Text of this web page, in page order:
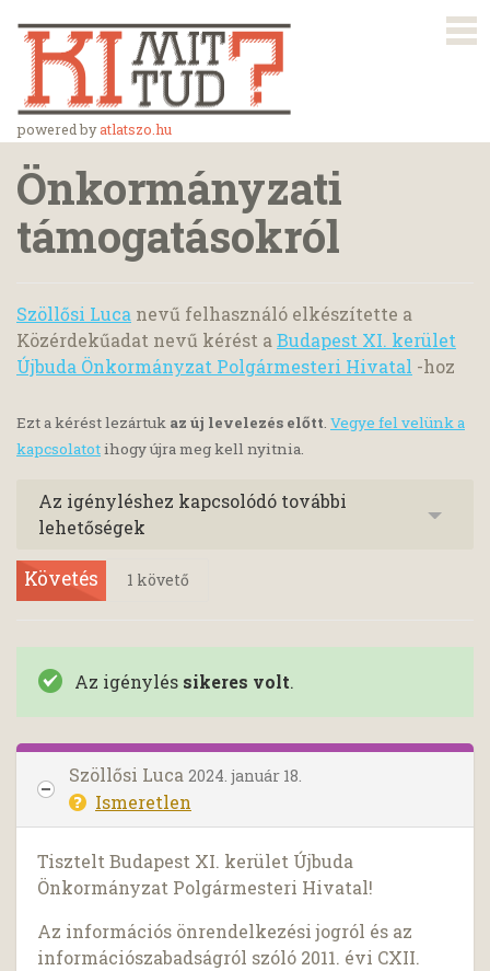
powered byatlatszo.hu
Önkormányzati
támogatásokról
Szöllősi Luca nevű felhasználó elkészítette a
Közérdekűadat nevű kérést a Budapest XI. kerület
Újbuda Önkormányzat Polgármesteri Hivatal -hoz
Ezt a kérést lezártuk az új levelezés előtt. Vegye fel velünk a
kapcsolatotihogy újra meg kell nyitnia.
Az igényléshez kapcsolódó további
lehetőségek
Követés 1 követő
Az igénylés sikeres volt.
Szöllősi Luca 2024. január 18.
Ismeretlen
Tisztelt Budapest XI. kerület Újbuda
Önkormányzat Polgármesteri Hivatal!
Az információs önrendelkezési jogról és az
információszabadságról szóló 2011. évi CXII.